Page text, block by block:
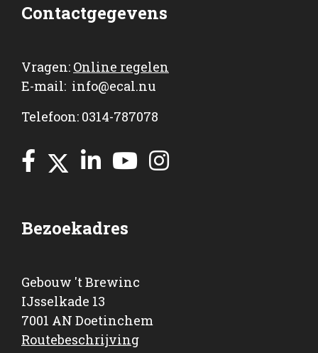
Contactgegevens
Vragen: Online regelen
E-mail: info@ecal.nu
Telefoon: 0314-787078
Bezoekadres
Gebouw 't Brewinc
IJsselkade 13
7001 AN Doetinchem
Routebeschrijving